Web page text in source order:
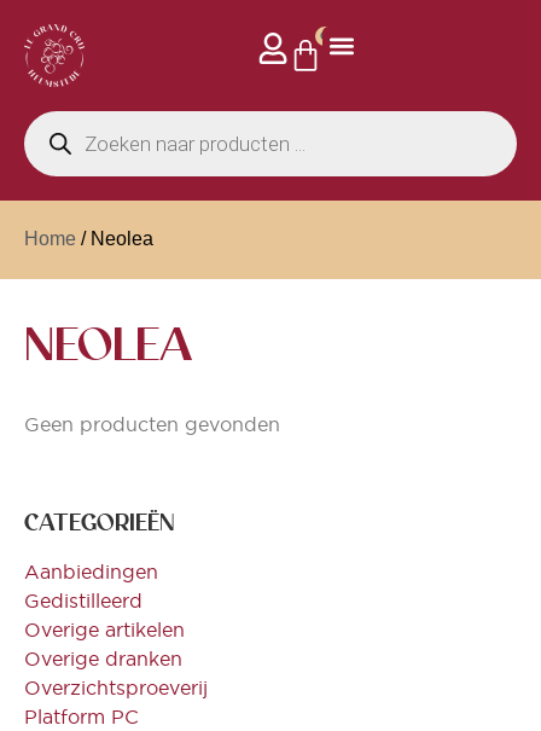
0
Home / Neolea
NEOLEA
CATEGORIEËN
Aanbiedingen
Gedistilleerd
Overige artikelen
Overige dranken
Overzichtsproeverij
Platform PC
Geen producten gevonden